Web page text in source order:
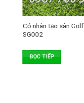
Cỏ nhân tạo sân Golf
SG002
ĐỌC TIẾP